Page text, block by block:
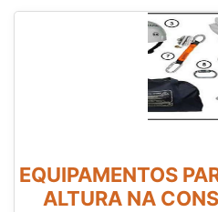
EQUIPAMENTOS
ALTURA NA